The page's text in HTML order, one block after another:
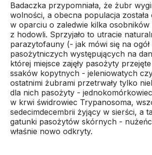
Badaczka przypomniała, że żubr
wolności, a obecna populacja
w oparciu o zaledwie kilka
z hodowli. Sprzyjało to utracie
parazytofauny (- jak mówi się na
pasożytniczych występujących na
której miejsce zajęły pasożyty
ssaków kopytnych - jeleniowatych
ostatnimi żubrami przetrwały tylko
dla nich pasożyty -
w krwi świdrowiec Trypanosoma,
sedecimdecembrii żyjący w sierści, a
gatunki pasożytów skórnych -
właśnie nowo odkryty.